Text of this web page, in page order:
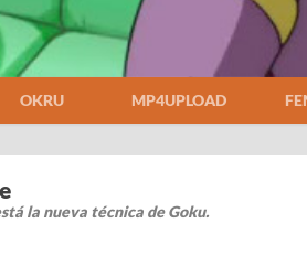
OKRU MP4UPLOAD
la nueva técnica de Goku.